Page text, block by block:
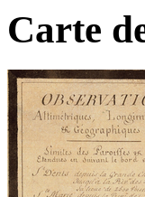
Carte